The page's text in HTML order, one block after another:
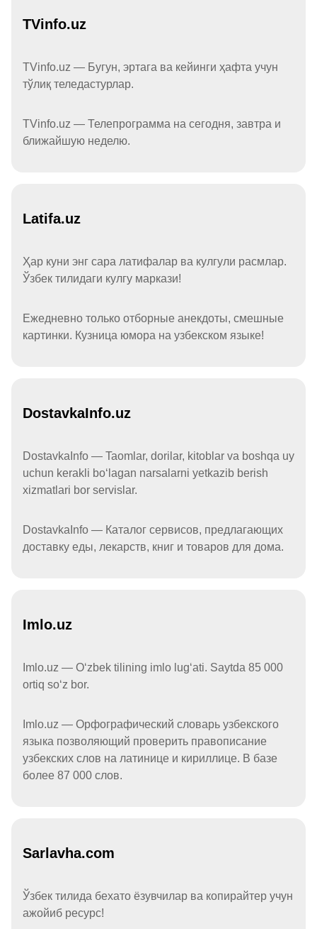
TVinfo.uz
TVinfo.uz — Бугун, эртага ва кейинги ҳафта учун
тўлиқ теледастурлар.
TVinfo.uz — Телепрограмма на сегодня, завтра и
ближайшую неделю.
Latifa.uz
Ҳар куни энг сара латифалар ва кулгули расмлар.
Ўзбек тилидаги кулгу маркази!
Ежедневно только отборные анекдоты, смешные
картинки. Кузница юмора на узбекском языке!
DostavkaInfo.uz
DostavkaInfo — Taomlar, dorilar, kitoblar va boshqa uy
uchun kerakli boʻlagan narsalarni yetkazib berish
xizmatlari bor servislar.
DostavkaInfo — Каталог сервисов, предлагающих
доставку еды, лекарств, книг и товаров для дома.
Imlo.uz
Imlo.uz — Oʻzbek tilining imlo lugʻati. Saytda 85 000
ortiq soʻz bor.
Imlo.uz — Орфографический словарь узбекского
языка позволяющий проверить правописание
узбекских слов на латинице и кириллице. В базе
более 87 000 слов.
Sarlavha.com
Ўзбек тилида бехато ёзувчилар ва копирайтер учун
ажойиб ресурс!